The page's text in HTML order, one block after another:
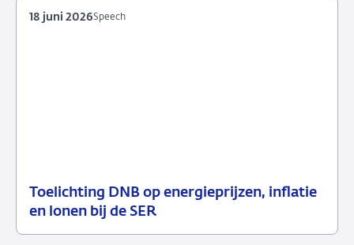
2026
Toelichting DNB op energieprijzen, inflatie
en lonen bij de SER
18
Speech
Speech
18 juni 2026